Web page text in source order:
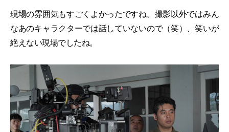
現場の雰囲気もすごくよかったですね。撮影以外ではみん
なあのキャラクターでは話していないので（笑）、笑いが
絶えない現場でしたね。